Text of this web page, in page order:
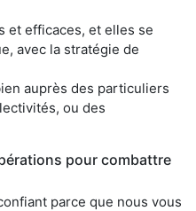
et efficaces, et elles se
avec la stratégie de
auprès des particuliers
ou des
pour combattre
parce que nous vous